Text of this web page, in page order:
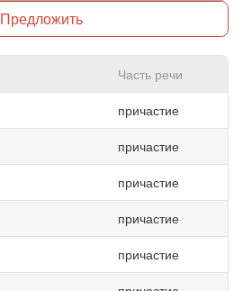
Предложить
Часть речи
причастие
причастие
причастие
причастие
причастие